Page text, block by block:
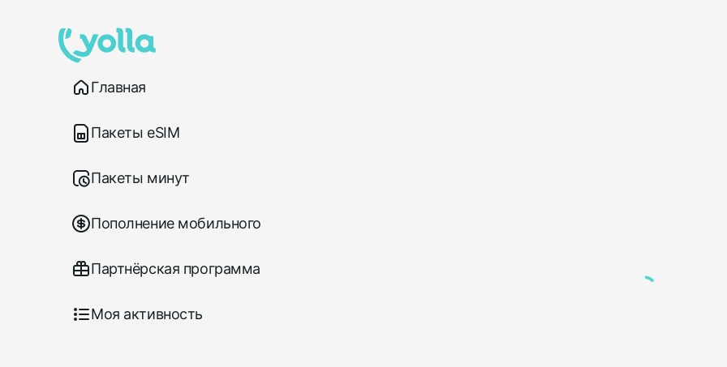
Главная
Пакеты eSIM
Пакеты минут
Пополнение мобильного
Партнёрская программа
Моя активность